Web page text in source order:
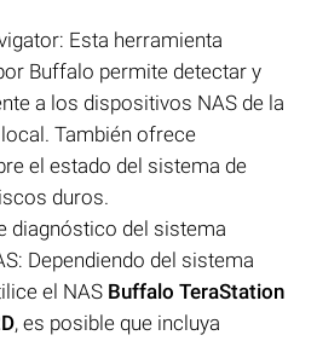
Esta herramienta
Buffalo permite detectar y
a los dispositivos NAS de la
También ofrece
el estado del sistema de
duros.
diagnóstico del sistema
Dependiendo del sistema
el NAS Buffalo TeraStation
, es posible que incluya